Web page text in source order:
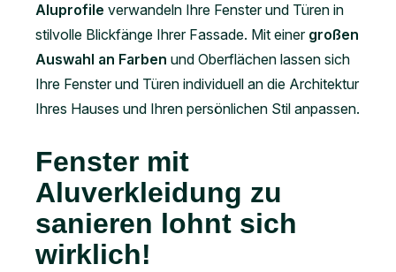
Aluprofile verwandeln Ihre Fenster und Türen in
stilvolle Blickfänge Ihrer Fassade. Mit einer großen
Auswahl an Farben und Oberflächen lassen sich
Ihre Fenster und Türen individuell an die Architektur
Ihres Hauses und Ihren persönlichen Stil anpassen.
Fenster mit
Aluverkleidung zu
sanieren lohnt sich
wirklich!